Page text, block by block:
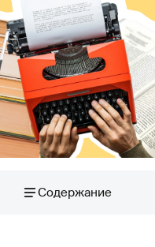
Содержание